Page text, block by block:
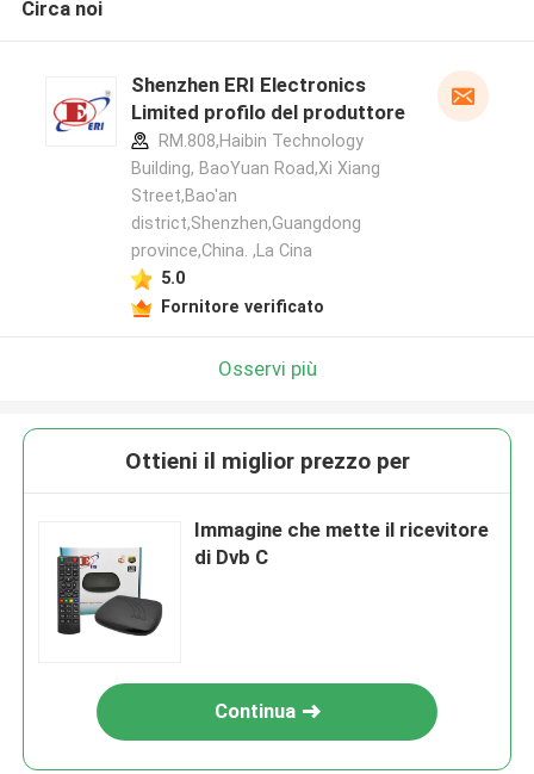
Circa noi
Shenzhen ERI Electronics
Limited profilo del produttore
RM.808,Haibin Technology
Building, BaoYuan Road,Xi Xiang
Street,Bao'an
district,Shenzhen,Guangdong
province,China. ,La Cina
5.0
Fornitore verificato
Osservi più
Ottieni il miglior prezzo per
Immagine che mette il ricevitore
di Dvb C
Continua